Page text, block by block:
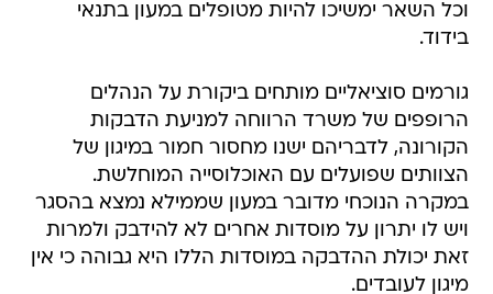
וכל השאר ימשיכו להיות מטופלים במעון בתנאי
בידוד.
גורמים סוציאליים מותחים ביקורת על הנהלים
הרופפים של משרד הרווחה למניעת הדבקות
הקורונה, לדבריהם ישנו מחסור חמור במיגון של
הצוותים שפועלים עם האוכלוסייה המוחלשת.
במקרה הנוכחי מדובר במעון שממילא נמצא בהסגר
ויש לו יתרון על מוסדות אחרים לא להידבק ולמרות
זאת יכולת ההדבקה במוסדות הללו היא גבוהה כי אין
מיגון לעובדים.